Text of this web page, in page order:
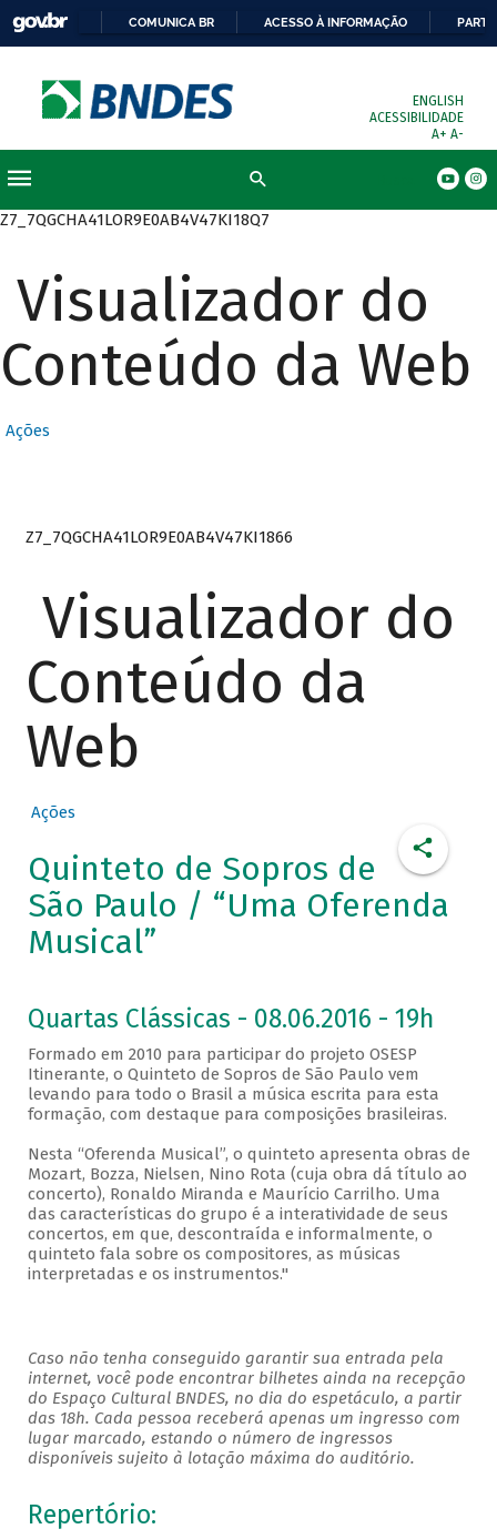
COMUNICA BR ACESSO À INFORMAÇÃO
ENGLISH
ACESSIBILIDADE
A+ A-
Z7_7QGCHA41LOR9E0AB4V47KI18Q7
Visualizador do
Conteúdo da Web
Ações
Z7_7QGCHA41LOR9E0AB4V47KI1866
Visualizador do
Conteúdo da
Web
Ações
Quinteto de Sopros de
São Paulo / “Uma Oferenda
Musical”
Quartas Clássicas - 08.06.2016 - 19h
Formado em 2010 para participar do projeto OSESP
Itinerante, o Quinteto de Sopros de São Paulo vem
levando para todo o Brasil a música escrita para esta
formação, com destaque para composições brasileiras.
Nesta “Oferenda Musical”, o quinteto apresenta obras de
Mozart, Bozza, Nielsen, Nino Rota (cuja obra dá título ao
concerto), Ronaldo Miranda e Maurício Carrilho. Uma
das características do grupo é a interatividade de seus
concertos, em que, descontraída e informalmente, o
quinteto fala sobre os compositores, as músicas
interpretadas e os instrumentos."
Caso não tenha conseguido garantir sua entrada pela
internet, você pode encontrar bilhetes ainda na recepção
do Espaço Cultural BNDES, no dia do espetáculo, a partir
das 18h. Cada pessoa receberá apenas um ingresso com
lugar marcado, estando o número de ingressos
disponíveis sujeito à lotação máxima do auditório.
Repertório: